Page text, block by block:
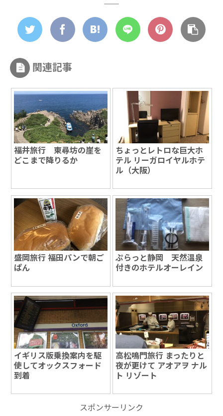
関連記事
福井旅行 東尋坊の崖を
どこまで降りるか
ちょっとレトロな巨大ホ
テル リーガロイヤルホテ
ル（大阪）
盛岡旅行 福田パンで朝ご
ぱん
ぷらっと静岡 天然温泉
付きのホテルオーレイン
イギリス版乗換案内を駆
使してオックスフォード
到着
高松鳴門旅行 まったりと
夜が更けて アオアヲ ナル
ト リゾート
スポンサーリンク